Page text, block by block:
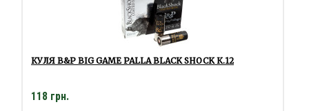
КУЛЯ B&P BIG GAME PALLA BLACK SHOCK К.12
118 грн.